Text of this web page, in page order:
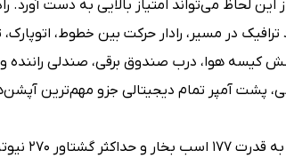
این لحاظ می‌تواند امتیاز بالایی به دست آورد.
ترافیک در مسیر، رادار حرکت بین خطوط، اتوپارک،
شش کیسه هوا، درب صندوق برقی، صندلی راننده
برقی، نمایشگر مالتی مدیای لمسی ۱۰ اینچی، پشت آمپر تمام دیجیتالی
پیشرانه جی ام سی